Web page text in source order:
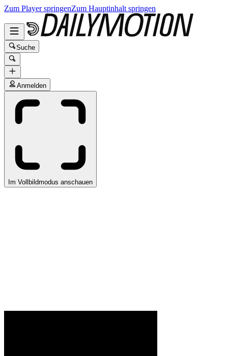
Zum Player springenZum Hauptinhalt springen
Suche
Anmelden
Im Vollbildmodus anschauen